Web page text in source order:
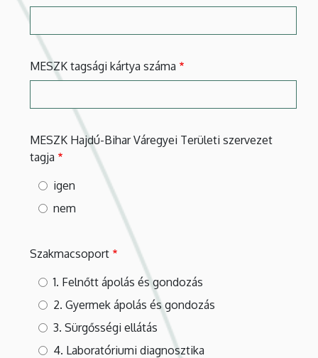
MESZK tagsági kártya száma
MESZK Hajdú-Bihar Váregyei Területi szervezet
tagja
igen
nem
Szakmacsoport
1. Felnőtt ápolás és gondozás
2. Gyermek ápolás és gondozás
3. Sürgősségi ellátás
4. Laboratóriumi diagnosztika